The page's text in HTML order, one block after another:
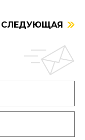
СЛЕДУЮЩАЯ